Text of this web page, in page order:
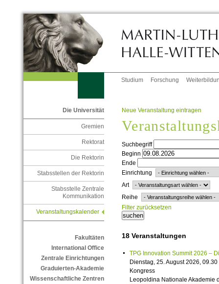
Studium Forschung
Die Universität
Gremien
Rektorat
Die Rektorin
Stabsstellen der Rektorin
Stabsstelle Zentrale
Kommunikation
Veranstaltungskalender
Fakultäten
International Office
Zentrale Einrichtungen
Graduierten-Akademie
Wissenschaftliche Zentren
Neue Veranstaltung eintragen
Suchbegriff
Beginn
Ende
Einrichtung
Art
Reihe
Filter zurücksetzen
18 Veranstaltungen
TPG Innovation Summit 2026 –
Dienstag, 25. August 2026,
Kongress
Leopoldina Nationale Akademie